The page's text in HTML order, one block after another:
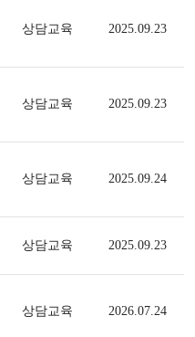
상담교육 2025.09.23
상담교육 2025.09.23
상담교육 2025.09.24
상담교육 2025.09.23
상담교육 2026.07.24